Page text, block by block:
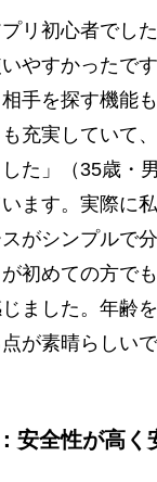
プリ初心者でし
やすかったで
手を探す機能
充実していて
た」（35歳・
ます。実際に
がシンプルで
初めての方で
ました。年齢
が素晴らしいで
安全性が高く